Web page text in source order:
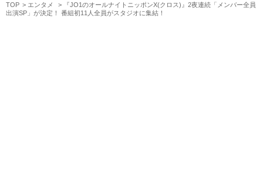
TOP エンタメ
『JO1のオールナイトニッポンX(クロス)』2夜連続「メンバー全員
出演SP」が決定！ 番組初11人全員がスタジオに集結！